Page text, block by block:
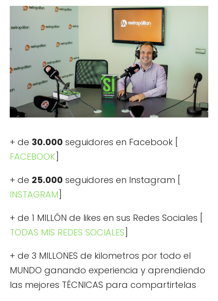
+ de 30.000 seguidores en Facebook [
FACEBOOK]
+ de 25.000 seguidores en Instagram [
INSTAGRAM]
+ de 1 MILLÓN de likes en sus Redes Sociales [
TODAS MIS REDES SOCIALES]
+ de 3 MILLONES de kilometros por todo el
MUNDO ganando experiencia y aprendiendo
las mejores TÉCNICAS para compartirtelas